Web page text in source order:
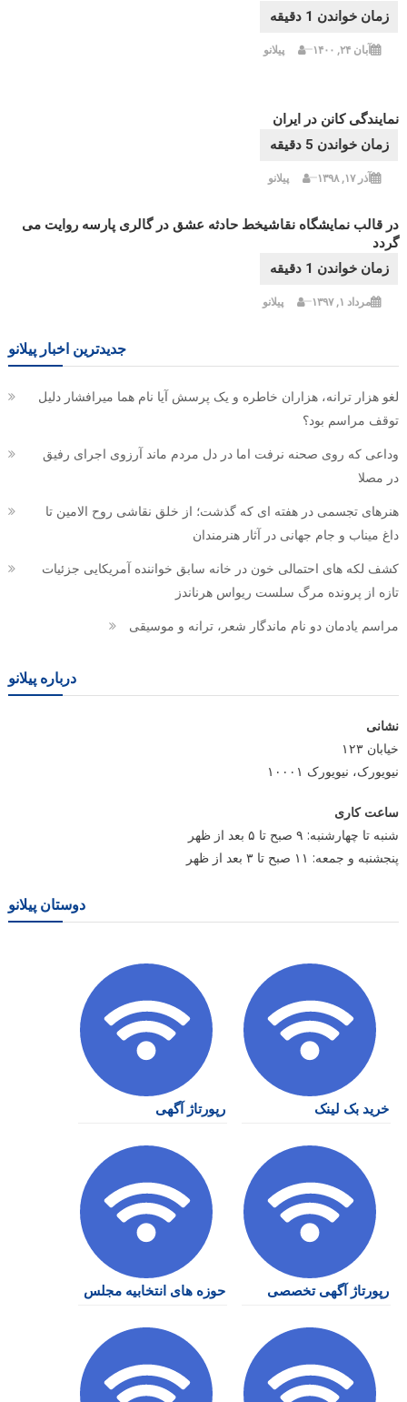
آبان ۲۴, ۱۴۰۰ پیلانو
نمایندگی کانن در ایران
آذر ۱۷, ۱۳۹۸ پیلانو
در قالب نمایشگاه نقاشیخط حادثه عشق در گالری پارسه روایت می
گردد
مرداد ۱, ۱۳۹۷ پیلانو
جدیدترین اخبار پیلانو
لغو هزار ترانه، هزاران خاطره و یک پرسش آیا نام هما میرافشار دلیل
توقف مراسم بود؟
وداعی که روی صحنه نرفت اما در دل مردم ماند آرزوی اجرای رفیق
در مصلا
هنرهای تجسمی در هفته ای که گذشت؛ از خلق نقاشی روح الامین تا
داغ میناب و جام جهانی در آثار هنرمندان
کشف لکه های احتمالی خون در خانه سابق خواننده آمریکایی جزئیات
تازه از پرونده مرگ سلست ریواس هرناندز
مراسم یادمان دو نام ماندگار شعر، ترانه و موسیقی
درباره پیلانو
نشانی
خیابان ۱۲۳
نیویورک، نیویورک ۱۰۰۰۱
ساعت کاری
شنبه تا چهارشنبه: ۹ صبح تا ۵ بعد از ظهر
پنجشنبه و جمعه: ۱۱ صبح تا ۳ بعد از ظهر
دوستان پیلانو
خرید بک لینک رپورتاژ آگهی
رپورتاژ آگهی تخصصی حوزه های انتخابیه مجلس